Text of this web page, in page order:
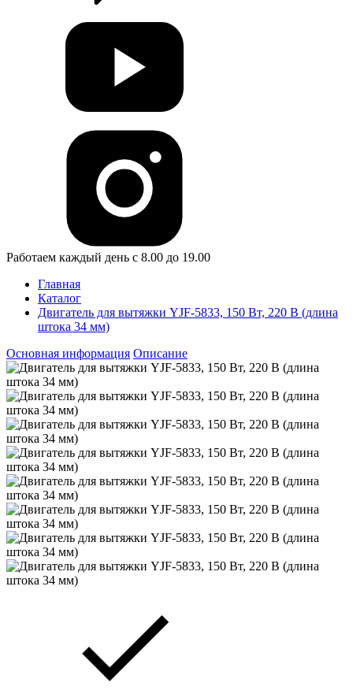
Работаем каждый день с 8.00 до 19.00
Главная
Каталог
Двигатель для вытяжки YJF-5833, 150 Вт, 220 В (длина
штока 34 мм)
Основная информация Описание